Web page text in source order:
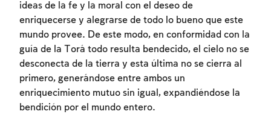
ideas de la fe y la moral con el deseo de
enriquecerse y alegrarse de todo lo bueno que este
mundo provee. De este modo, en conformidad con la
guía de la Torá todo resulta bendecido, el cielo no se
desconecta de la tierra y esta última no se cierra al
primero, generándose entre ambos un
enriquecimiento mutuo sin igual, expandiéndose la
bendición por el mundo entero.